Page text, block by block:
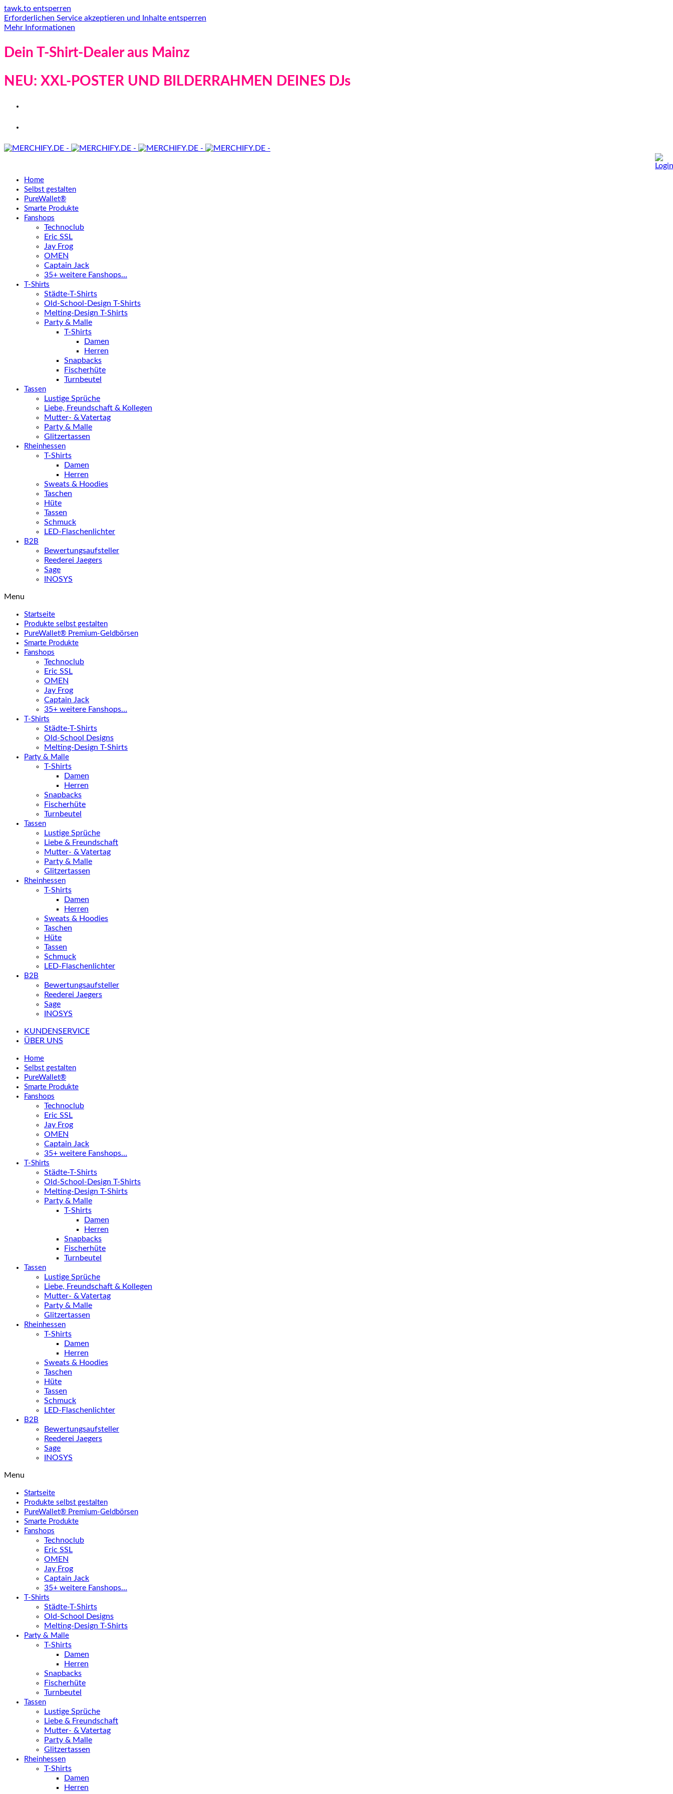
tawk.to entsperren
Erforderlichen Service akzeptieren und Inhalte entsperren
Mehr Informationen
Dein T-Shirt-Dealer aus Mainz
NEU: XXL-POSTER UND BILDERRAHMEN DEINES DJs
Home
Selbst gestalten
PureWallet®
Smarte Produkte
Fanshops
Technoclub
Eric SSL
Jay Frog
OMEN
Captain Jack
35+ weitere Fanshops…
T-Shirts
Städte-T-Shirts
Old-School-Design T-Shirts
Melting-Design T-Shirts
Party & Malle
T-Shirts
Damen
Herren
Snapbacks
Fischerhüte
Turnbeutel
Tassen
Lustige Sprüche
Liebe, Freundschaft & Kollegen
Mutter- & Vatertag
Party & Malle
Glitzertassen
Rheinhessen
T-Shirts
Damen
Herren
Sweats & Hoodies
Taschen
Hüte
Tassen
Schmuck
LED-Flaschenlichter
B2B
Bewertungsaufsteller
Reederei Jaegers
Sage
INOSYS
Menu
Startseite
Produkte selbst gestalten
PureWallet® Premium-Geldbörsen
Smarte Produkte
Fanshops
Technoclub
Eric SSL
OMEN
Jay Frog
Captain Jack
35+ weitere Fanshops…
T-Shirts
Städte-T-Shirts
Old-School Designs
Melting-Design T-Shirts
Party & Malle
T-Shirts
Damen
Herren
Snapbacks
Fischerhüte
Turnbeutel
Tassen
Lustige Sprüche
Liebe & Freundschaft
Mutter- & Vatertag
Party & Malle
Glitzertassen
Rheinhessen
T-Shirts
Damen
Herren
Sweats & Hoodies
Taschen
Hüte
Tassen
Schmuck
LED-Flaschenlichter
B2B
Bewertungsaufsteller
Reederei Jaegers
Sage
INOSYS
KUNDENSERVICE
ÜBER UNS
Home
Selbst gestalten
PureWallet®
Smarte Produkte
Fanshops
Technoclub
Eric SSL
Jay Frog
OMEN
Captain Jack
35+ weitere Fanshops…
T-Shirts
Städte-T-Shirts
Old-School-Design T-Shirts
Melting-Design T-Shirts
Party & Malle
T-Shirts
Damen
Herren
Snapbacks
Fischerhüte
Turnbeutel
Tassen
Lustige Sprüche
Liebe, Freundschaft & Kollegen
Mutter- & Vatertag
Party & Malle
Glitzertassen
Rheinhessen
T-Shirts
Damen
Herren
Sweats & Hoodies
Taschen
Hüte
Tassen
Schmuck
LED-Flaschenlichter
B2B
Bewertungsaufsteller
Reederei Jaegers
Sage
INOSYS
Menu
Startseite
Produkte selbst gestalten
PureWallet® Premium-Geldbörsen
Smarte Produkte
Fanshops
Technoclub
Eric SSL
OMEN
Jay Frog
Captain Jack
35+ weitere Fanshops…
T-Shirts
Städte-T-Shirts
Old-School Designs
Melting-Design T-Shirts
Party & Malle
T-Shirts
Damen
Herren
Snapbacks
Fischerhüte
Turnbeutel
Tassen
Lustige Sprüche
Liebe & Freundschaft
Mutter- & Vatertag
Party & Malle
Glitzertassen
Rheinhessen
T-Shirts
Damen
Herren